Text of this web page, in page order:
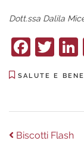
Dott.ssa Dalila
SALUTE E
Previous
Biscotti Flash